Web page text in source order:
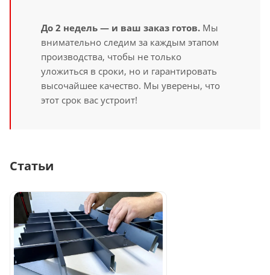
До 2 недель — и ваш заказ готов. Мы
внимательно следим за каждым этапом
производства, чтобы не только
уложиться в сроки, но и гарантировать
высочайшее качество. Мы уверены, что
этот срок вас устроит!
Статьи